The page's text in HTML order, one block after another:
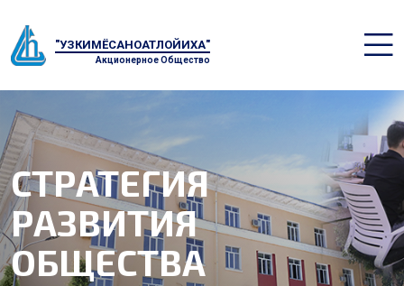
"УЗКИМЁСАНОАТЛОЙИХА"
Акционерное Общество
СТРАТЕГИЯ
РАЗВИТИЯ
ОБЩЕСТВА